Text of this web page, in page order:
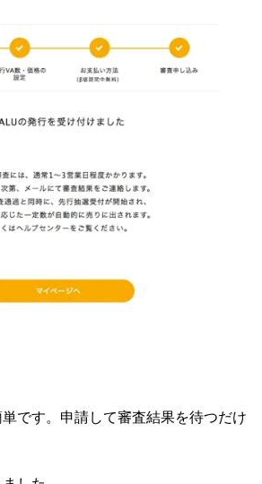
です。申請して審査結果を待つだけ